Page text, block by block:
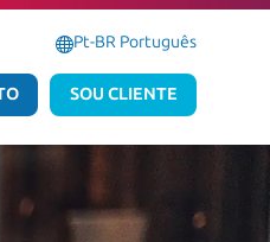
Pt-BR Português
Serviços Gerenciados Microsoft
SOU CLIENTE